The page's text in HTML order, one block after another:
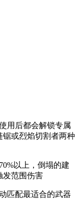
用后都会解锁专属
或烈焰切割者两种
以上，倒塌的建
发范围伤害
匹配最适合的武器